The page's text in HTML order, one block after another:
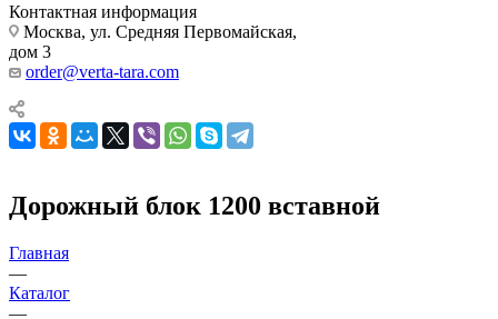
Контактная информация
Москва, ул. Средняя Первомайская,
дом 3
order@verta-tara.com
Дорожный блок 1200 вставной
Главная
—
Каталог
—